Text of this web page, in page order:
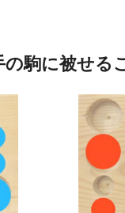
駒に被せる